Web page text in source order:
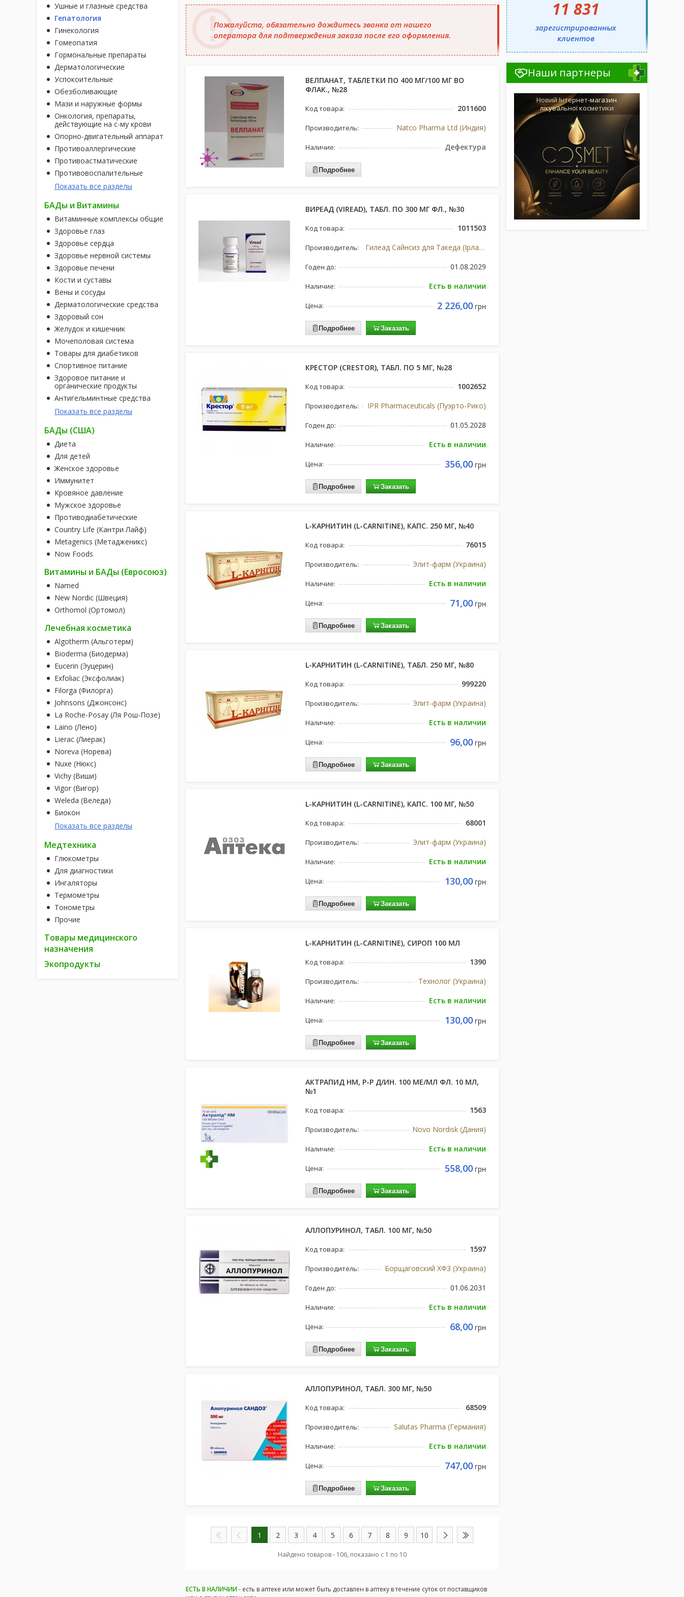
Ушные и глазные средства
Гепатология
Гинекология
Гомеопатия
Гормональные препараты
Дерматологические
Успокоительные
Обезболивающие
Мази и наружные формы
Онкология, препараты,
действующие на с-му крови
Опорно-двигательный аппарат
Противоаллергические
Противоастматические
Противовоспалительные
Показать все разделы
БАДы и Витамины
Витаминные комплексы общие
Здоровье глаз
Здоровье сердца
Здоровье нервной системы
Здоровье печени
Кости и суставы
Вены и сосуды
Дерматологические средства
Здоровый сон
Желудок и кишечник
Мочеполовая система
Товары для диабетиков
Спортивное питание
Здоровое питание и
органические продукты
Антигельминтные средства
Показать все разделы
БАДы (США)
Диета
Для детей
Женское здоровье
Иммунитет
Кровяное давление
Мужское здоровье
Противодиабетические
Country Life (Кантри Лайф)
Metagenics (Метадженикс)
Now Foods
Витамины и БАДы (Евросоюз)
Named
New Nordic (Швеция)
Orthomol (Ортомол)
Лечебная косметика
Algotherm (Альготерм)
Bioderma (Биодерма)
Eucerin (Эуцерин)
Exfoliac (Эксфолиак)
Filorga (Филорга)
Johnsons (Джонсонс)
La Roche-Posay (Ля Рош-Позе)
Laino (Лено)
Lierac (Лиерак)
Noreva (Норева)
Nuxe (Нюкс)
Vichy (Виши)
Vigor (Вигор)
Weleda (Веледа)
Биокон
Показать все разделы
Медтехника
Глюкометры
Для диагностики
Ингаляторы
Термометры
Тонометры
Прочие
Товары медицинского
назначения
Экопродукты
Пожалуйста, обязательно дождитесь звонка от нашего
оператора для подтверждения заказа после его оформления.
ВЕЛПАНАТ, ТАБЛЕТКИ ПО 400 МГ/100 МГ ВО
ФЛАК., №28
Код товара: 2011600
Производитель: Natco Pharma Ltd (Индия)
Наличие: Дефектура
Подробнее
ВИРЕАД (VIREAD), ТАБЛ. ПО 300 МГ ФЛ., №30
Код товара: 1011503
Производитель: Гилеад Сайнсиз для Такеда (Ірландія)
Годен до: 01.08.2029
Наличие: Есть в наличии
Цена: 2 226,00грн
Подробнее Заказать
КРЕСТОР (CRESTOR), ТАБЛ. ПО 5 МГ, №28
Код товара: 1002652
Производитель: IPR Pharmaceuticals (Пуэрто-Рико)
Годен до: 01.05.2028
Наличие: Есть в наличии
Цена: 356,00грн
Подробнее Заказать
L-КАРНИТИН (L-CARNITINE), КАПС. 250 МГ, №40
Код товара: 76015
Производитель: Элит-фарм (Украина)
Наличие: Есть в наличии
Цена: 71,00грн
Подробнее Заказать
L-КАРНИТИН (L-CARNITINE), ТАБЛ. 250 МГ, №80
Код товара: 999220
Производитель: Элит-фарм (Украина)
Наличие: Есть в наличии
Цена: 96,00грн
Подробнее Заказать
L-КАРНИТИН (L-CARNITINE), КАПС. 100 МГ, №50
Код товара: 68001
Производитель: Элит-фарм (Украина)
Наличие: Есть в наличии
Цена: 130,00грн
Подробнее Заказать
L-КАРНИТИН (L-CARNITINE), СИРОП 100 МЛ
Код товара: 1390
Производитель: Технолог (Украина)
Наличие: Есть в наличии
Цена: 130,00грн
Подробнее Заказать
АКТРАПИД НМ, Р-Р Д/ИН. 100 МЕ/МЛ ФЛ. 10 МЛ,
№1
Код товара: 1563
Производитель: Novo Nordisk (Дания)
Наличие: Есть в наличии
Цена: 558,00грн
Подробнее Заказать
АЛЛОПУРИНОЛ, ТАБЛ. 100 МГ, №50
Код товара: 1597
Производитель: Борщаговский ХФЗ (Украина)
Годен до: 01.06.2031
Наличие: Есть в наличии
Цена: 68,00грн
Подробнее Заказать
АЛЛОПУРИНОЛ, ТАБЛ. 300 МГ, №50
Код товара: 68509
Производитель: Salutas Pharma (Германия)
Наличие: Есть в наличии
Цена: 747,00грн
Подробнее Заказать
1 2 3 4 5 6 7 8 9 10
Найдено товаров - 106, показано с 1 по 10
ЕСТЬ В НАЛИЧИИ- есть в аптеке или может быть доставлен в аптеку в течение суток от поставщиков
11 831
зарегистрированных
клиентов
Наши партнеры
Новий Інтернет-магазин
лікувальної косметики